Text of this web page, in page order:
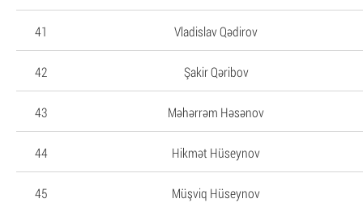
41 Vladislav Qədirov
42 Şakir Qəribov
43 Məhərrəm Həsənov
44 Hikmət Hüseynov
45 Müşviq Hüseynov